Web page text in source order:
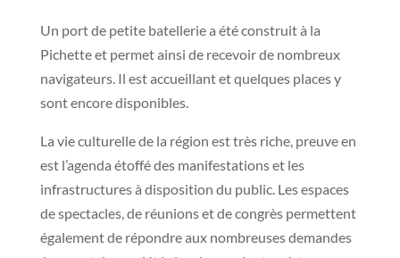
Un port de petite batellerie a été construit à la
Pichette et permet ainsi de recevoir de nombreux
navigateurs. Il est accueillant et quelques places y
sont encore disponibles.
La vie culturelle de la région est très riche, preuve en
est l’agenda étoffé des manifestations et les
infrastructures à disposition du public. Les espaces
de spectacles, de réunions et de congrès permettent
également de répondre aux nombreuses demandes